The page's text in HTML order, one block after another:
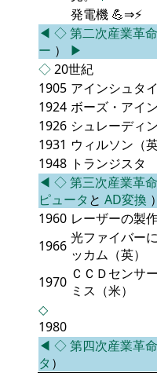
発電機 💪⇒⚡
◀ ◇第二次産業革命
ー ） ▶
◇20世紀
1905 アインシュタ
1924 ボーズ・アイ
1926 シュレーディ
1931 ウィルソン（英
1948 トランジスタ
◀ ◇第三次産業革命
ピュータ と AD変換 ）
1960 レーザーの製
1966 光ファイバー
ッカム（英）
1970 ＣＣＤセンサ
ミス（米）
◇
1980
◀ ◇第四次産業革命
タ ）